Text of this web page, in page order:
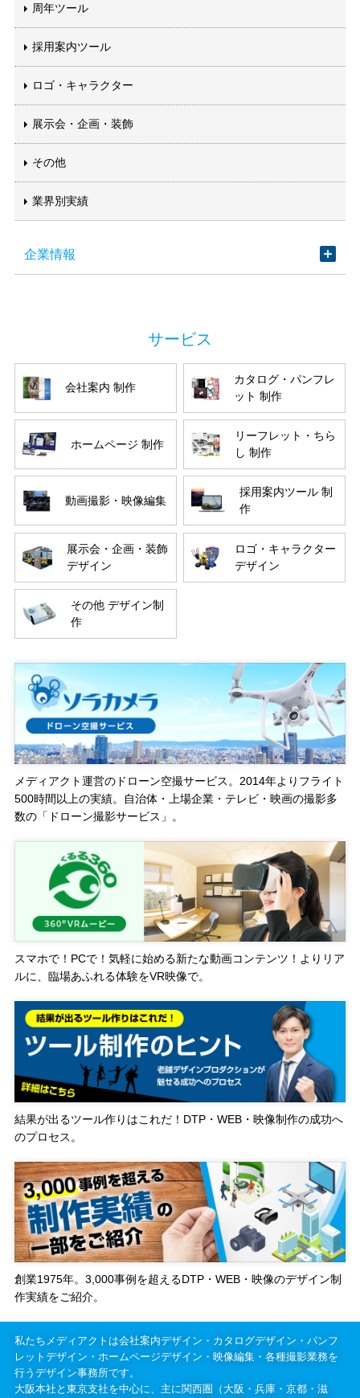
周年ツール
採用案内ツール
ロゴ・キャラクター
展示会・企画・装飾
その他
業界別実績
企業情報
会社案内 制作
カタログ・パンフレ
ット 制作
ホームページ 制作
リーフレット・ちら
し 制作
動画撮影・映像編集
採用案内ツール 制
作
展示会・企画・装飾
デザイン
ロゴ・キャラクター
デザイン
その他 デザイン制
作
メディアクト運営のドローン空撮サービス。2014年よりフライト
500時間以上の実績。自治体・上場企業・テレビ・映画の撮影多
数の「ドローン撮影サービス」。
スマホで！PCで！気軽に始める新たな動画コンテンツ！よりリア
ルに、臨場あふれる体験をVR映像で。
結果が出るツール作りはこれだ！DTP・WEB・映像制作の成功へ
のプロセス。
創業1975年。3,000事例を超えるDTP・WEB・映像のデザイン制
作実績をご紹介。
私たちメディアクトは会社案内デザイン・カタログデザイン・パンフ
レットデザイン・ホームページデザイン・映像編集・各種撮影業務を
行うデザイン事務所です。
大阪本社と東京支社を中心に、主に関西圏（大阪・兵庫・京都・滋